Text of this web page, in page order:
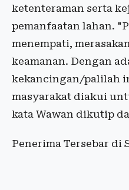
ketenteraman serta
pemanfaatan lahan.
menempati,
keamanan. Dengan
kekancingan/palilah
masyarakat diakui
kata Wawan dikutip
Penerima Tersebar di